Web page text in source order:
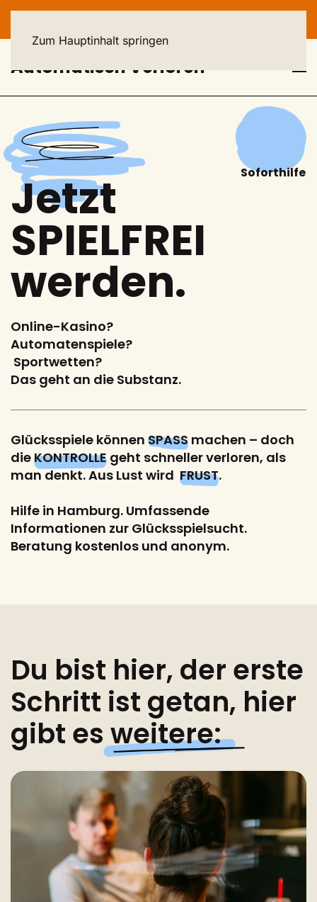
Zum Hauptinhalt springen
Automatisch Verloren
Jetzt
SPIELFREI
werden.
Online-Kasino?
Automatenspiele?
Sportwetten?
Das geht an die Substanz.
Glücksspiele können SPASS machen – doch
dieKONTROLLE geht schneller verloren, als
man denkt. Aus Lust wird FRUST.
Hilfe in Hamburg. Umfassende
Informationen zur Glücksspielsucht.
Beratung kostenlos und anonym.
Du bist hier, der erste
Schritt ist getan, hier
gibt es weitere:
Soforthilfe